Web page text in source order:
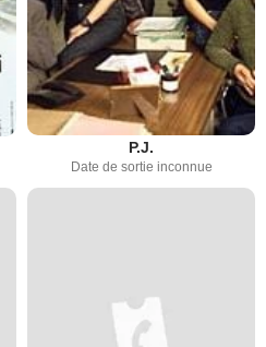
P.J.
Date de sortie inconnue